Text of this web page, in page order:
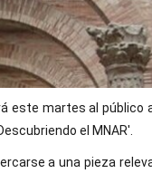
este martes al
el MNAR'.
a una pieza